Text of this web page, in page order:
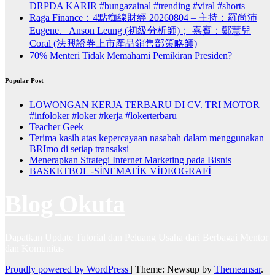
DRPDA KARIR #bungazainal #trending #viral #shorts
Raga Finance：4點痴線財經 20260804 – 主持：羅尚沛
Eugene、Anson Leung (初級分析師)； 嘉賓：鄭慧兒
Coral (法興證券上市產品銷售部策略師)
70% Menteri Tidak Memahami Pemikiran Presiden?
Popular Post
LOWONGAN KERJA TERBARU DI CV. TRI MOTOR
#infoloker #loker #kerja #lokerterbaru
Teacher Geek
Terima kasih atas kepercayaan nasabah dalam menggunakan
BRImo di setiap transaksi
Menerapkan Strategi Internet Marketing pada Bisnis
BASKETBOL -SİNEMATİK VİDEOGRAFİ
Proudly powered by WordPress | Theme: Newsup by Themeansar.